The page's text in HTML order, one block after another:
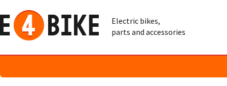
Electric bikes,
parts and accessories